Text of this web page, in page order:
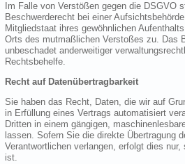
Im Falle von Verstößen gegen die DSGVO
Beschwerderecht bei einer
Mitgliedstaat ihres gewöhnlichen
Orts des mutmaßlichen Verstoßes zu. Das
unbeschadet anderweitiger
Rechtsbehelfe.
Recht auf Datenübertragbarkeit
Sie haben das Recht, Daten, die wir auf
in Erfüllung eines Vertrags automatisiert
Dritten in einem gängigen,
lassen. Sofern Sie die direkte Übertragung
Verantwortlichen verlangen, erfolgt dies
ist.